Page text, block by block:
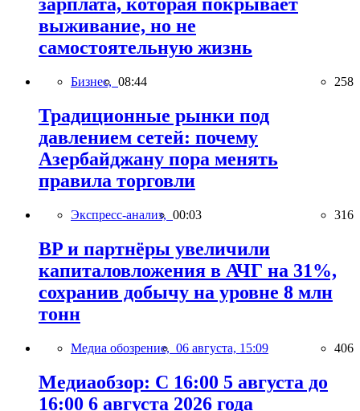
выживание, но не
самостоятельную жизнь
Бизнес, 08:44 258
Традиционные рынки под
давлением сетей: почему
Азербайджану пора менять
правила торговли
Экспресс-анализ, 00:03 316
BP и партнёры увеличили
капиталовложения в АЧГ на 31%,
сохранив добычу на уровне 8 млн
тонн
Медиа обозрение, 06 августа, 15:09 406
Медиаобзор: С 16:00 5 августа до
16:00 6 августа 2026 года